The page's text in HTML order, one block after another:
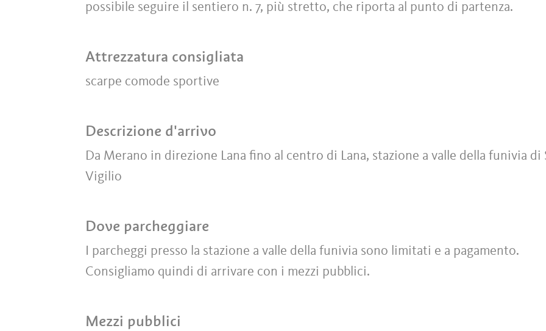
possibile seguire il sentiero n. 7, più stretto, che riporta al punto di partenza.
Attrezzatura consigliata
scarpe comode sportive
Descrizione d'arrivo
Da Merano in direzione Lana fino al centro di Lana, stazione a valle della funivia di
Vigilio
Dove parcheggiare
I parcheggi presso la stazione a valle della funivia sono limitati e a pagamento.
Consigliamo quindi di arrivare con i mezzi pubblici.
Mezzi pubblici